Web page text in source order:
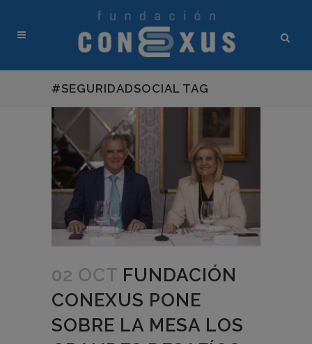
#SEGURIDADSOCIAL TAG
02 OCT FUNDACIÓN
CONEXUS PONE
SOBRE LA MESA LOS